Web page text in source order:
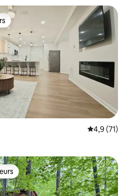
Note
4,9 (71)
parmi les plus aimés